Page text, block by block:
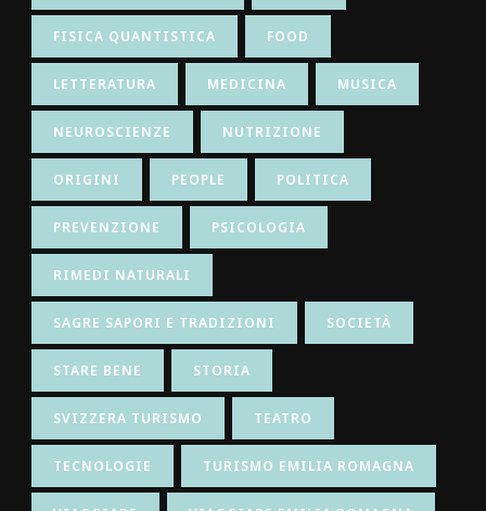
FISICA QUANTISTICA FOOD
LETTERATURA MEDICINA MUSICA
NEUROSCIENZE NUTRIZIONE
ORIGINI PEOPLE POLITICA
PREVENZIONE PSICOLOGIA
RIMEDI NATURALI
SAGRE SAPORI E TRADIZIONI SOCIETÀ
STARE BENE STORIA
SVIZZERA TURISMO TEATRO
TECNOLOGIE TURISMO EMILIA ROMAGNA